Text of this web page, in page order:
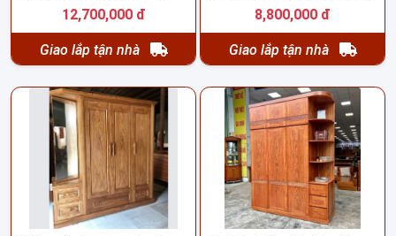
12,700,000 đ
Giao lắp tận nhà
8,800,000 đ
Giao lắp tận nhà